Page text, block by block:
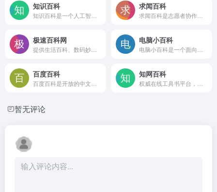
知识百科 求闻百科
极速百科网 电脑小百科
百度百科 知网百科
暂无评论